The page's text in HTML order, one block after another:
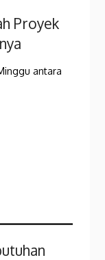
Proyek
antara